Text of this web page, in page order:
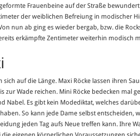
Frauenbeine auf der Straße
der weiblichen Befreiung in modischer
nun ab ging es wieder bergab, bzw. die
erkämpfte Zentimeter weiterhin modisch
sich auf die Länge. Maxi Röcke lassen ihren
zur Wade reichen. Mini Röcke bedecken mal
Nabel. Es gibt kein Modediktat, welches
So kann jede Dame selbst entscheiden,
jeden Tag aufs Neue treffen kann. Ihre